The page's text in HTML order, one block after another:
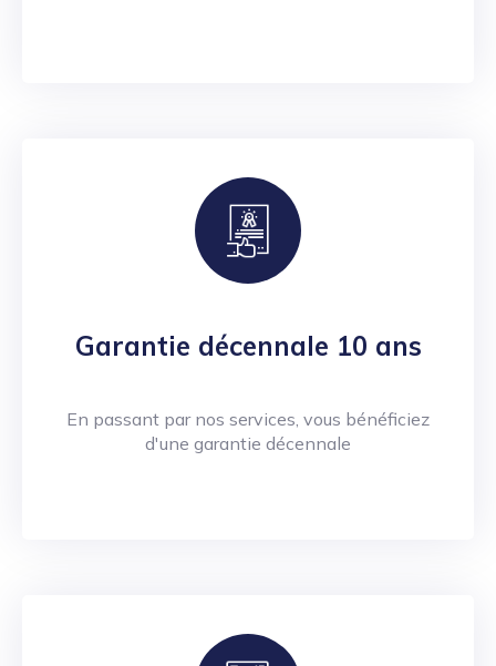
Garantie décennale 10 ans
En passant par nos services, vous bénéficiez
d'une garantie décennale